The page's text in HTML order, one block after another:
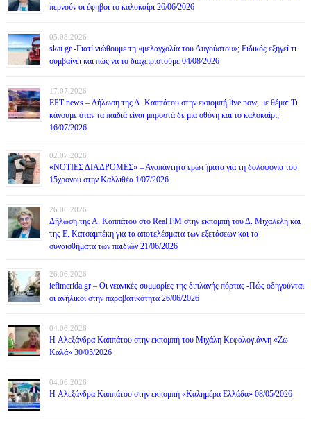
περνούν οι έφηβοι το καλοκαίρι 26/06/2026
05.08.2026
skai.gr -Γιατί νιώθουμε τη «μελαγχολία του Αυγούστου»; Ειδικός εξηγεί τι
συμβαίνει και πώς να το διαχειριστούμε 04/08/2026
17.07.2026
ΕΡΤ news – Δήλωση της Α. Καππάτου στην εκπομπή live now, με θέμα: Τι
κάνουμε όταν τα παιδιά είναι μπροστά δε μια οθόνη και το καλοκαίρι;
16/07/2026
02.07.2026
«ΝΟΤΙΕΣ ΔΙΑΔΡΟΜΕΣ» – Αναπάντητα ερωτήματα για τη δολοφονία του
15χρονου στην Καλλιθέα 1/07/2026
26.06.2026
Δήλωση της Α. Καππάτου στο Real FM στην εκπομπή του Δ. Μιχαλέλη και
της Ε. Κατσαμπέκη για τα αποτελέσματα των εξετάσεων και τα
συναισθήματα των παιδιών 21/06/2026
26.06.2026
iefimerida.gr – Οι νεανικές συμμορίες της διπλανής πόρτας -Πώς οδηγούνται
οι ανήλικοι στην παραβατικότητα 26/06/2026
04.06.2026
H Αλεξάνδρα Καππάτου στην εκπομπή του Μιχάλη Κεφαλογιάννη «Ζω
Καλά» 30/05/2026
04.06.2026
H Αλεξάνδρα Καππάτου στην εκπομπή «Καλημέρα Ελλάδα» 08/05/2026